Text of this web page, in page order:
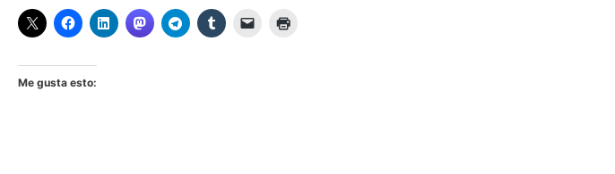
Me gusta esto: